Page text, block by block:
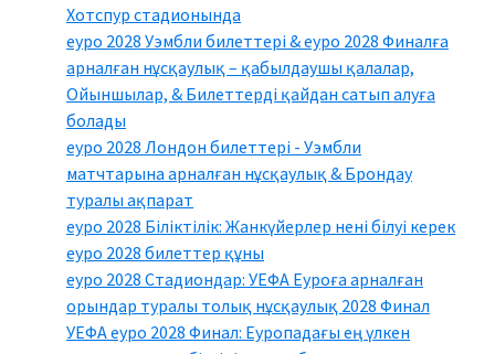
Хотспур стадионында
еуро 2028 Уэмбли билеттері & еуро 2028 Финалға
арналған нұсқаулық – қабылдаушы қалалар,
Ойыншылар, & Билеттерді қайдан сатып алуға
болады
еуро 2028 Лондон билеттері - Уэмбли
матчтарына арналған нұсқаулық & Брондау
туралы ақпарат
еуро 2028 Біліктілік: Жанкүйерлер нені білуі керек
еуро 2028 билеттер құны
еуро 2028 Стадиондар: УЕФА Еуроға арналған
орындар туралы толық нұсқаулық 2028 Финал
УЕФА еуро 2028 Финал: Еуропадағы ең үлкен